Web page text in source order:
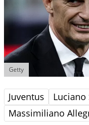
Getty
Juventus
Luciano
Massimiliano